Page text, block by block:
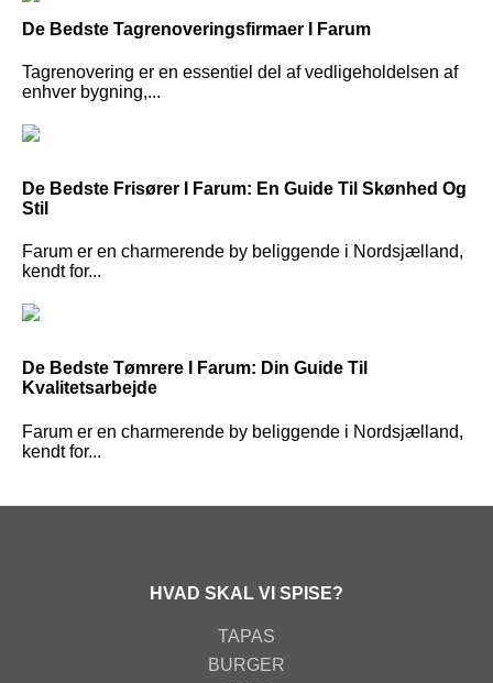
De Bedste Tagrenoveringsfirmaer I Farum
Tagrenovering er en essentiel del af vedligeholdelsen af
enhver bygning,...
De Bedste Frisører I Farum: En Guide Til Skønhed Og
Stil
Farum er en charmerende by beliggende i Nordsjælland,
kendt for...
De Bedste Tømrere I Farum: Din Guide Til
Kvalitetsarbejde
Farum er en charmerende by beliggende i Nordsjælland,
kendt for...
HVAD SKAL VI SPISE?
TAPAS
BURGER